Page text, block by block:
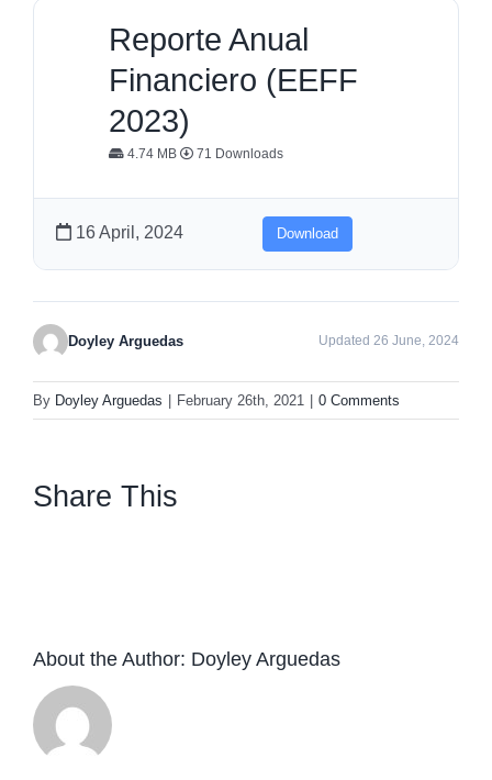
Reporte Anual
Financiero (EEFF
2023)
4.74 MB 71 Downloads
16 April, 2024 Download
Doyley Arguedas Updated 26 June, 2024
By Doyley Arguedas February 26th, 2021 0 Comments
Share This
About the Author: Doyley Arguedas